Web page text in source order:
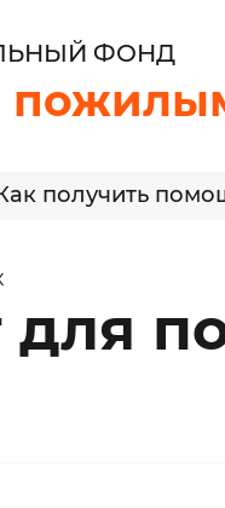
ФОНД
получить
для